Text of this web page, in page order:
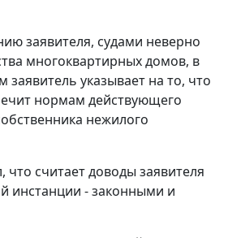
заявителя, судами неверно
многоквартирных домов, в
указывает на то, что
нормам действующего
нежилого
считает доводы заявителя
инстанции - законными и